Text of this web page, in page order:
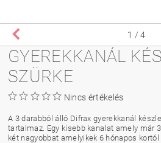
1 / 4
GYEREKKANÁL
SZÜRKE
Nincs értékelés
A 3 darabból álló Difrax gyerekkanál
tartalmaz. Egy kisebb kanalat amely már
két nagyobbat amelyikek 6 hónapos kortól